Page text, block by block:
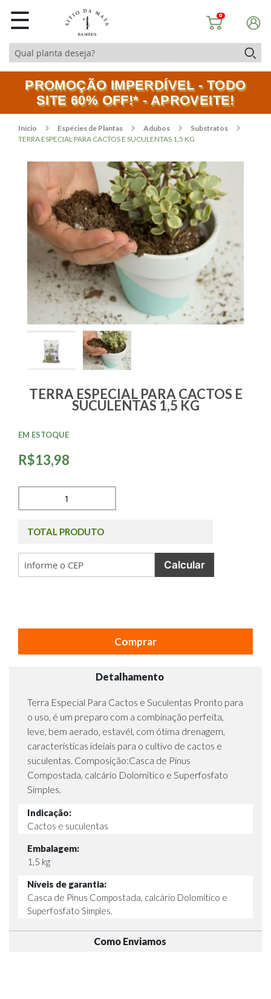
☰ 0
PROMOÇÃO IMPERDÍVEL - TODO
SITE 60% OFF!* - APROVEITE!
Início Espécies de Plantas Adubos
Substratos
TERRA ESPECIAL PARA CACTOS E SUCULENTAS 1,5 KG
Pular
Galeria
de
imagens
TERRA ESPECIAL PARA CACTOS E
SUCULENTAS 1,5 KG
R$13,98
EM ESTOQUE
TOTAL PRODUTO
Calcular
Comprar
Detalhamento
Terra Especial Para Cactos e Suculentas Pronto para
o uso, é um preparo com a combinação perfeita,
leve, bem aerado, estavél, com ótima drenagem,
características ideiais para o cultivo de cactos e
suculentas. Composição:Casca de Pinus
Compostada, calcário Dolomitico e Superfosfato
Simples.
Indicação:
Cactos e suculentas
Embalagem:
1,5 kg
Níveis de garantia:
Casca de Pinus Compostada, calcário Dolomitico e
Superfosfato Simples.
Como Enviamos